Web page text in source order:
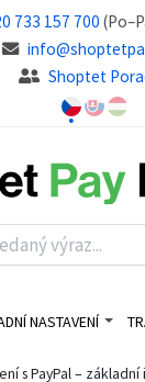
733 157 700
Shoptet
NASTAVENÍ
s PayPal –